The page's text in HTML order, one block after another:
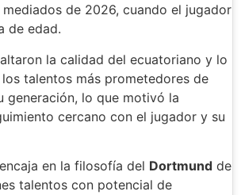
de 2026, cuando el jugador
de edad.
la calidad del ecuatoriano y lo
talentos más prometedores de
generación, lo que motivó la
cercano con el jugador y su
en la filosofía del Dortmund de
talentos con potencial de